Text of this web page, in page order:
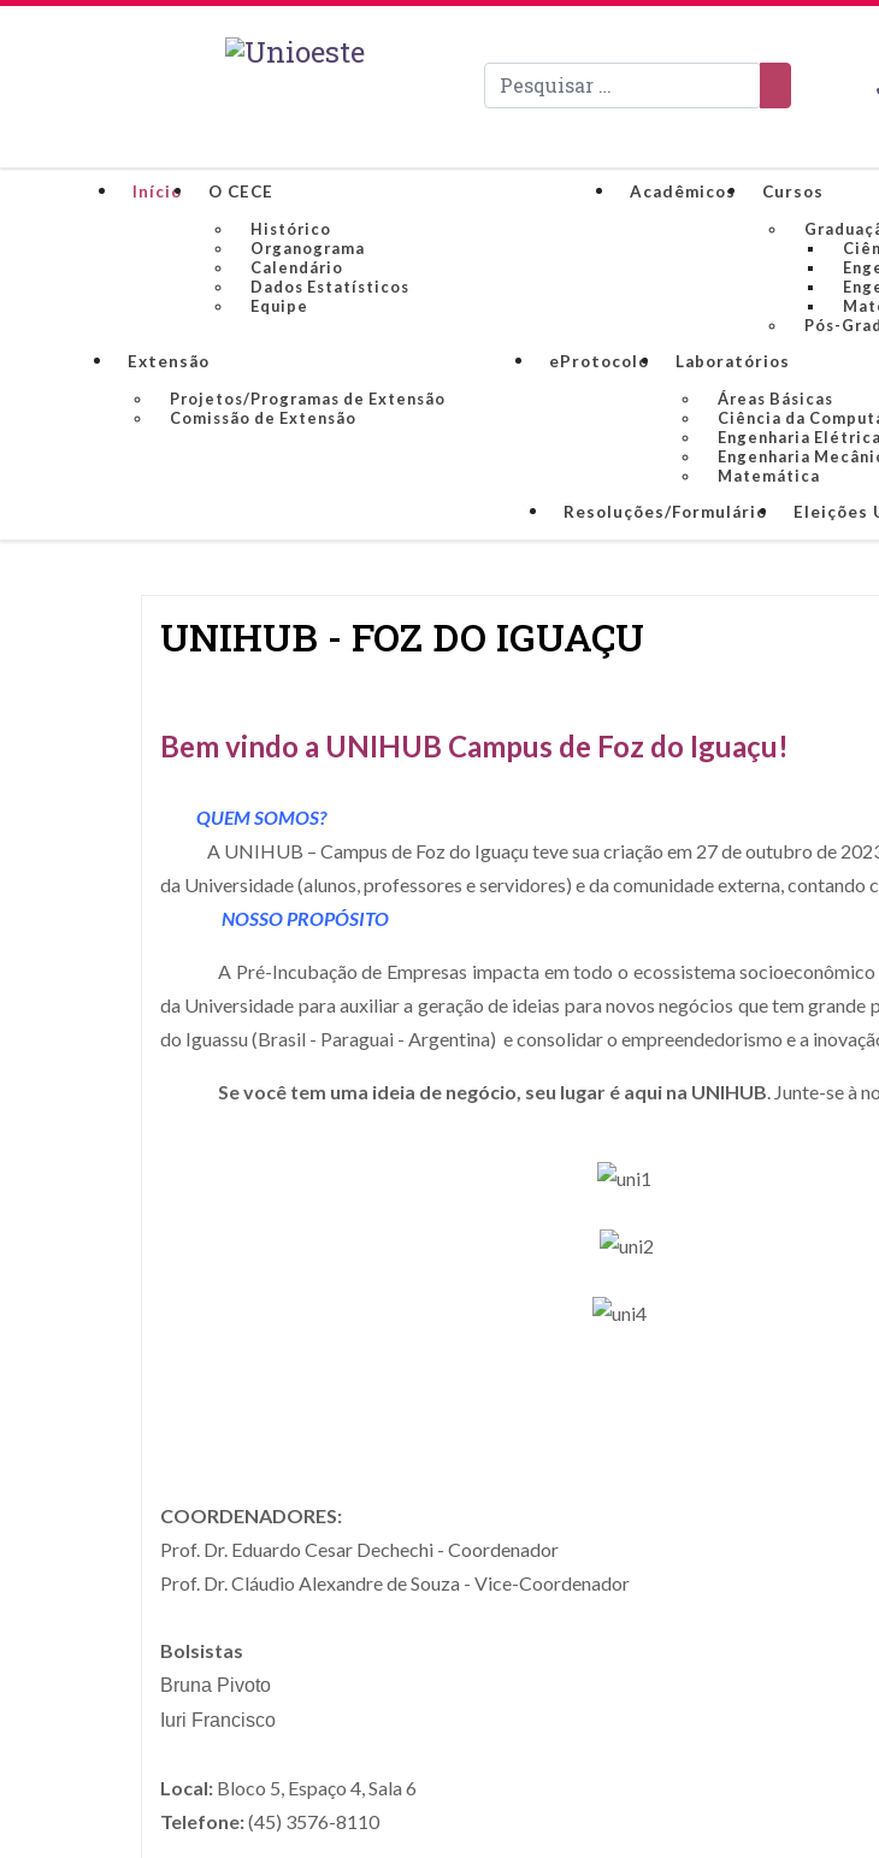
Pesquisar
Início
O CECE
Histórico
Organograma
Calendário
Dados Estatísticos
Equipe
Acadêmicos
Cursos
Pós-
Extensão
Projetos/Programas de Extensão
Comissão de Extensão
eProtocolo
Laboratórios
Áreas Básicas
Ciência da
Engenharia Elétrica
Engenharia
Matemática
Resoluções/Formulário Eleições
UNIHUB - FOZ DO IGUAÇU
Bem vindo a UNIHUB Campus de Foz do Iguaçu!
QUEM SOMOS?
A UNIHUB – Campus de Foz do Iguaçu teve sua criação em 27 de outubro de
da Universidade (alunos, professores e servidores) e da comunidade externa, contando
NOSSO PROPÓSITO
A Pré-Incubação de Empresas impacta em todo o ecossistema
da Universidade para auxiliar a geração de ideias para novos negócios que tem
do Iguassu (Brasil - Paraguai - Argentina) e consolidar o empreendedorismo e a
Se você tem uma ideia de negócio, seu lugar é aqui na UNIHUB. Junte-se à
COORDENADORES:
Prof. Dr. Eduardo Cesar Dechechi - Coordenador
Prof. Dr. Cláudio Alexandre de Souza - Vice-Coordenador
Bolsistas
Bruna Pivoto
Iuri Francisco
Local: Bloco 5, Espaço 4, Sala 6
Telefone:(45) 3576-8110